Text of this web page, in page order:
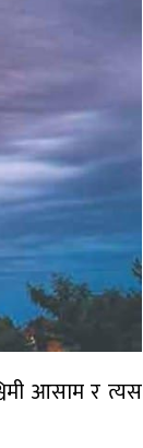
आसाम र त्यस